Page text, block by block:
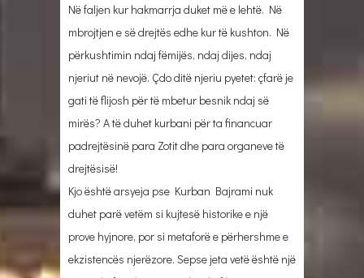
Në faljen kur hakmarrja duket më e lehtë. Në
mbrojtjen e së drejtës edhe kur të kushton. Në
përkushtimin ndaj fëmijës, ndaj dijes, ndaj
njeriut në nevojë. Çdo ditë njeriu pyetet: çfarë je
gati të flijosh për të mbetur besnik ndaj së
mirës? A të duhet kurbani për ta financuar
padrejtësinë para Zotit dhe para organeve të
drejtësisë!
Kjo është arsyeja pse Kurban Bajrami nuk
duhet parë vetëm si kujtesë historike e një
prove hyjnore, por si metaforë e përhershme e
ekzistencës njerëzore. Sepse jeta vetë është një